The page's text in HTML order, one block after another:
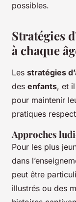
possibles.
Stratégies
à chaque
Les stratégies
des enfants, et il
pour maintenir
pratiques
Approches
Pour les plus
dans
peut être
illustrés ou des